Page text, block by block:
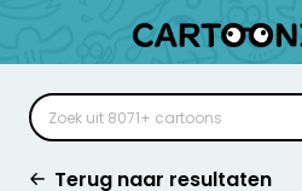
Terug naar resultaten